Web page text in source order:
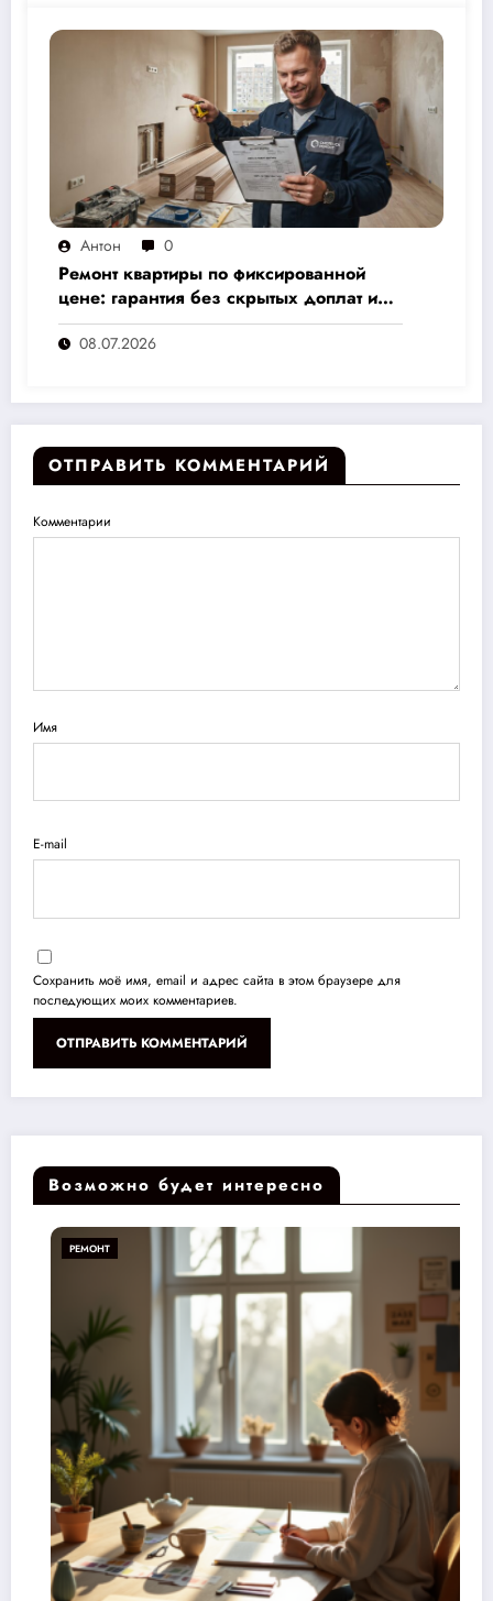
Антон 0
Ремонт квартиры по фиксированной
цене: гарантия без скрытых доплат и
переплат
08.07.2026
ОТПРАВИТЬ КОММЕНТАРИЙ
Комментарии
Имя
E-mail
Сохранить моё имя, email и адрес сайта в этом браузере для
последующих моих комментариев.
Возможно будет интересно